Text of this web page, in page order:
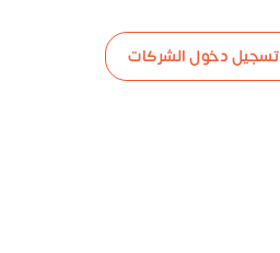
تسجيل دخول الشركات